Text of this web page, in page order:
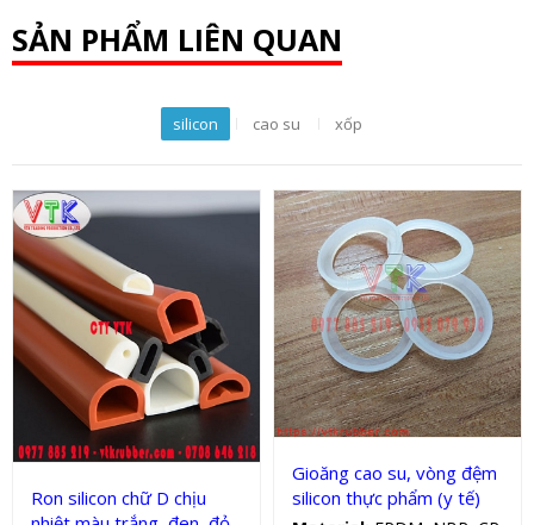
SẢN PHẨM LIÊN QUAN
silicon cao su xốp
Gioăng silicon
Ron silicon chữ D chịu
Gioăng silicon
Gioăng cao su, vòng đệm
silicon thực phẩm (y tế)